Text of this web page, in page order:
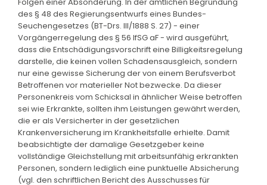
des § 48 des Regierungsentwurfs eines Bundes-
Seuchengesetzes (BT-Drs. III/1888 S. 27) - einer
Vorgängerregelung des § 56 IfSG aF - wird ausgeführt,
dass die Entschädigungsvorschrift eine Billigkeitsregelung
darstelle, die keinen vollen Schadensausgleich, sondern
nur eine gewisse Sicherung der von einem Berufsverbot
Betroffenen vor materieller Not bezwecke. Da dieser
Personenkreis vom Schicksal in ähnlicher Weise betroffen
sei wie Erkrankte, sollten ihm Leistungen gewährt werden,
die er als Versicherter in der gesetzlichen
Krankenversicherung im Krankheitsfalle erhielte. Damit
beabsichtigte der damalige Gesetzgeber keine
vollständige Gleichstellung mit arbeitsunfähig erkrankten
Personen, sondern lediglich eine punktuelle Absicherung
(vgl. den schriftlichen Bericht des Ausschusses für